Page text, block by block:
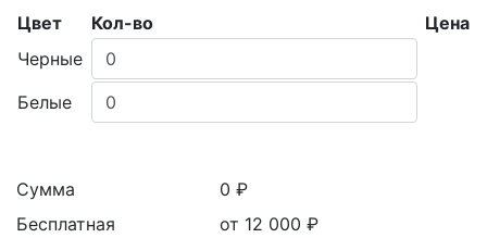
Цвет Кол-во
Цена
Черные
Белые
Сумма
Бесплатная
0 ₽
от 12 000 ₽